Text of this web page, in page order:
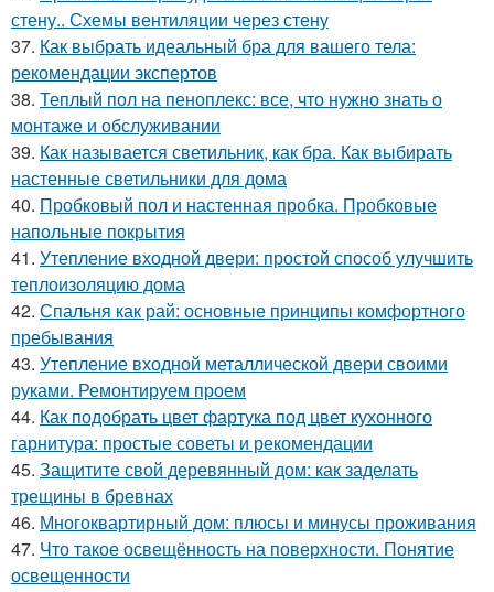
стену.. Схемы вентиляции через стену
37. Как выбрать идеальный бра для вашего тела:
рекомендации экспертов
38. Теплый пол на пеноплекс: все, что нужно знать о
монтаже и обслуживании
39. Как называется светильник, как бра. Как выбирать
настенные светильники для дома
40. Пробковый пол и настенная пробка. Пробковые
напольные покрытия
41. Утепление входной двери: простой способ улучшить
теплоизоляцию дома
42. Спальня как рай: основные принципы комфортного
пребывания
43. Утепление входной металлической двери своими
руками. Ремонтируем проем
44. Как подобрать цвет фартука под цвет кухонного
гарнитура: простые советы и рекомендации
45. Защитите свой деревянный дом: как заделать
трещины в бревнах
46. Многоквартирный дом: плюсы и минусы проживания
47. Что такое освещённость на поверхности. Понятие
освещенности